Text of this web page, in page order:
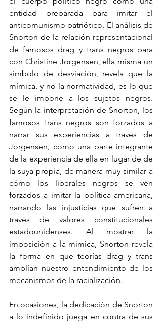
entidad preparada para imitar el
anticomunismo patriótico. El análisis de
Snorton de la relación representacional
de famosos drag y trans negros para
con Christine Jorgensen, ella misma un
símbolo de desviación, revela que la
mímica, y no la normatividad, es lo que
se le impone a los sujetos negros.
Según la interpretación de Snorton, los
famosos trans negros son forzados a
narrar sus experiencias a través de
Jorgensen, como una parte integrante
de la experiencia de ella en lugar de de
la suya propia, de manera muy similar a
cómo los liberales negros se ven
forzados a imitar la política americana,
narrando las injusticias que sufren a
través de valores constitucionales
estadounidenses. Al mostrar la
imposición a la mímica, Snorton revela
la forma en que teorías drag y trans
amplían nuestro entendimiento de los
mecanismos de la racialización.
En ocasiones, la dedicación de Snorton
a lo indefinido juega en contra de sus